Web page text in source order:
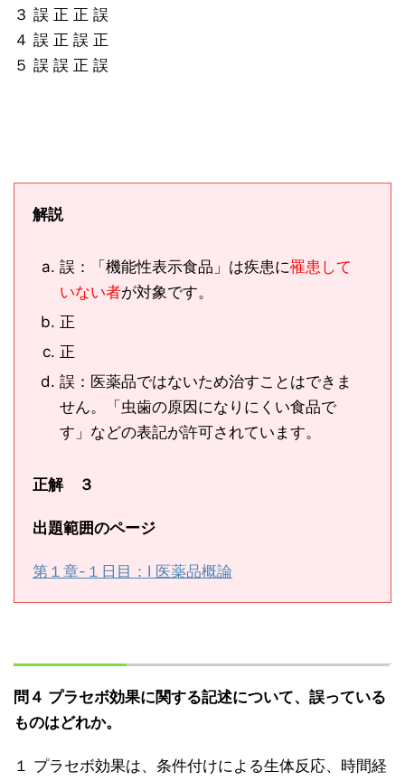
３ 誤 正 正 誤
４ 誤 正 誤 正
５ 誤 誤 正 誤
解説
誤：「機能性表示食品」は疾患に罹患して
いない者が対象です。
正
正
誤：医薬品ではないため治すことはできま
せん。「虫歯の原因になりにくい食品で
す」などの表記が許可されています。
正解 ３
出題範囲のページ
第１章-１日目：Ⅰ 医薬品概論
問４ プラセボ効果に関する記述について、誤っている
ものはどれか。
１ プラセボ効果は、条件付けによる生体反応、時間経